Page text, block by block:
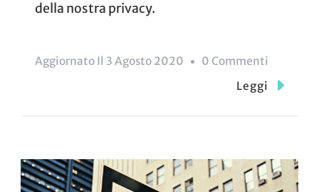
della nostra privacy.
Aggiornato Il 3 Agosto 2020 0 Commenti
Privacy
Leggi